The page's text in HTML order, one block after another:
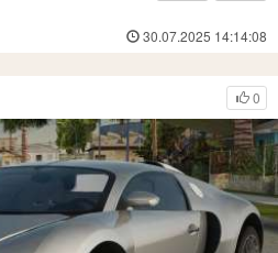
30.07.2025 14:14:08
0